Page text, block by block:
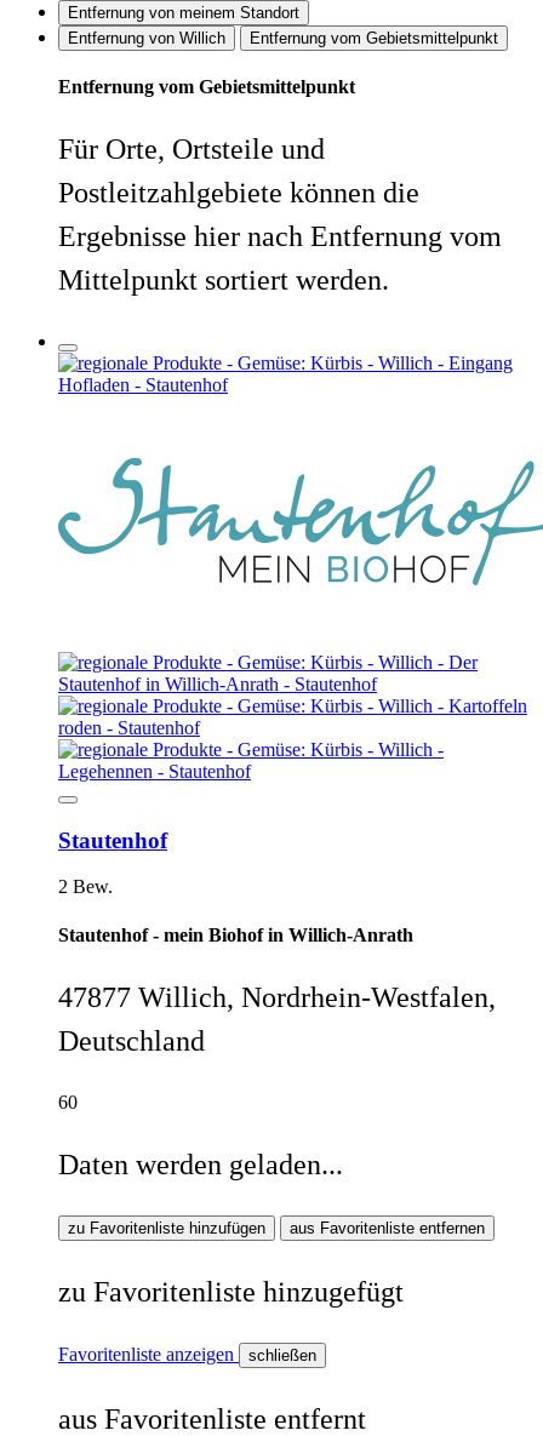
Entfernung von meinem Standort
Entfernung von Willich
Entfernung vom Gebietsmittelpunkt
Entfernung vom Gebietsmittelpunkt
Für Orte, Ortsteile und
Postleitzahlgebiete können die
Ergebnisse hier nach Entfernung vom
Mittelpunkt sortiert werden.
Stautenhof
2 Bew.
Stautenhof - mein Biohof in Willich-Anrath
47877 Willich, Nordrhein-Westfalen,
Deutschland
60
Daten werden geladen...
zu Favoritenliste hinzufügen aus Favoritenliste entfernen
zu Favoritenliste hinzugefügt
Favoritenliste anzeigen schließen
aus Favoritenliste entfernt